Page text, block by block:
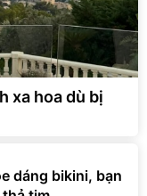
xa hoa dù bị
dáng bikini, bạn